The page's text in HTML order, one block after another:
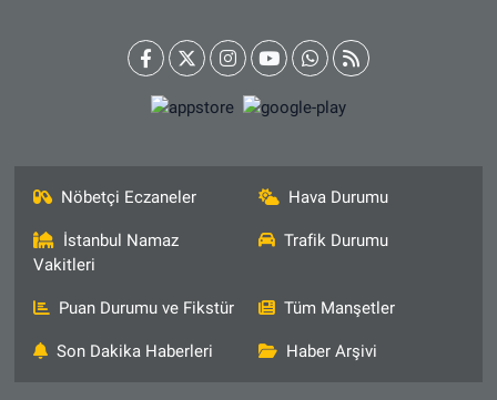
Nöbetçi Eczaneler Hava Durumu
İstanbul Namaz
Vakitleri
Trafik Durumu
Puan Durumu ve Fikstür Tüm Manşetler
Son Dakika Haberleri Haber Arşivi